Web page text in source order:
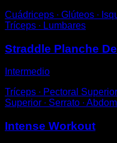
Cuádriceps ∙ Glúteos ∙
Tríceps ∙ Lumbares
Straddle Planche
Intermedio
Tríceps ∙ Pectoral
Superior ∙ Serrato ∙
Intense Workout